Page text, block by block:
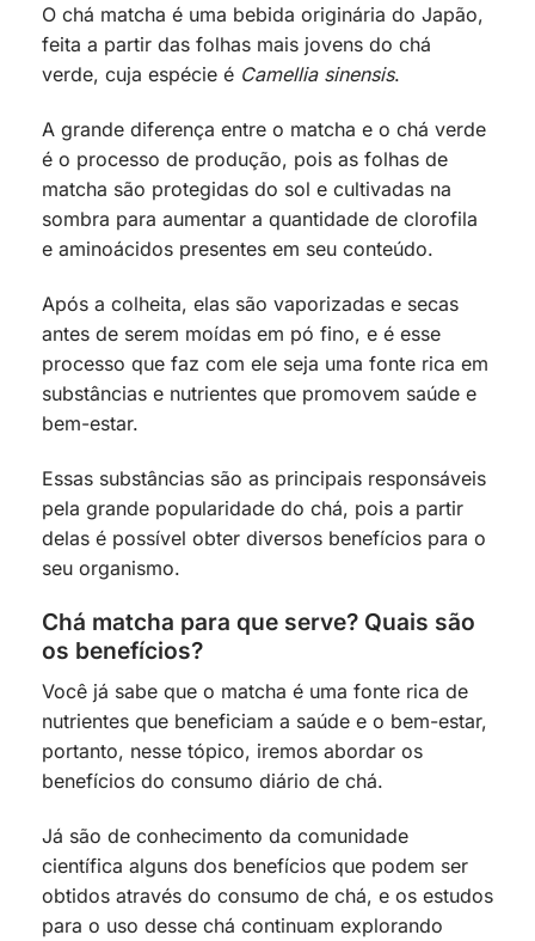
O chá matcha é uma bebida originária do Japão,
feita a partir das folhas mais jovens do chá
verde, cuja espécie é Camellia sinensis.
A grande diferença entre o matcha e o chá verde
é o processo de produção, pois as folhas de
matcha são protegidas do sol e cultivadas na
sombra para aumentar a quantidade de clorofila
e aminoácidos presentes em seu conteúdo.
Após a colheita, elas são vaporizadas e secas
antes de serem moídas em pó fino, e é esse
processo que faz com ele seja uma fonte rica em
substâncias e nutrientes que promovem saúde e
bem-estar.
Essas substâncias são as principais responsáveis
pela grande popularidade do chá, pois a partir
delas é possível obter diversos benefícios para o
seu organismo.
Chá matcha para que serve? Quais são
os benefícios?
Você já sabe que o matcha é uma fonte rica de
nutrientes que beneficiam a saúde e o bem-estar,
portanto, nesse tópico, iremos abordar os
benefícios do consumo diário de chá.
Já são de conhecimento da comunidade
científica alguns dos benefícios que podem ser
obtidos através do consumo de chá, e os estudos
para o uso desse chá continuam explorando